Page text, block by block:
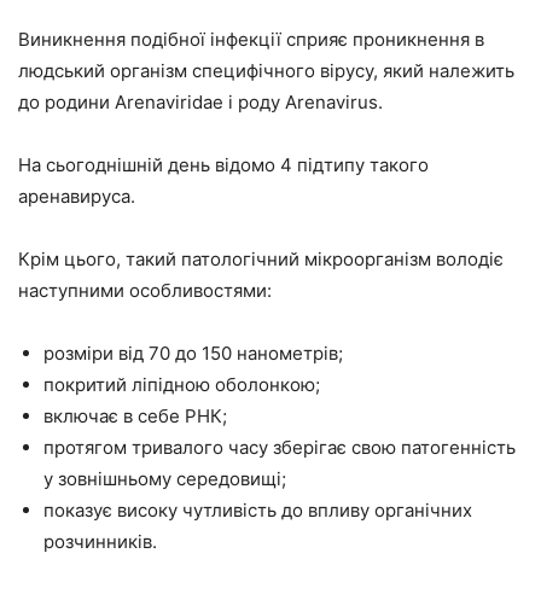
Виникнення подібної інфекції сприяє проникнення в
людський організм специфічного вірусу, який належить
до родини Arenaviridae і роду Arenavirus.
На сьогоднішній день відомо 4 підтипу такого
аренавируса.
Крім цього, такий патологічний мікроорганізм володіє
наступними особливостями:
розміри від 70 до 150 нанометрів;
покритий ліпідною оболонкою;
включає в себе РНК;
протягом тривалого часу зберігає свою патогенність
у зовнішньому середовищі;
показує високу чутливість до впливу органічних
розчинників.